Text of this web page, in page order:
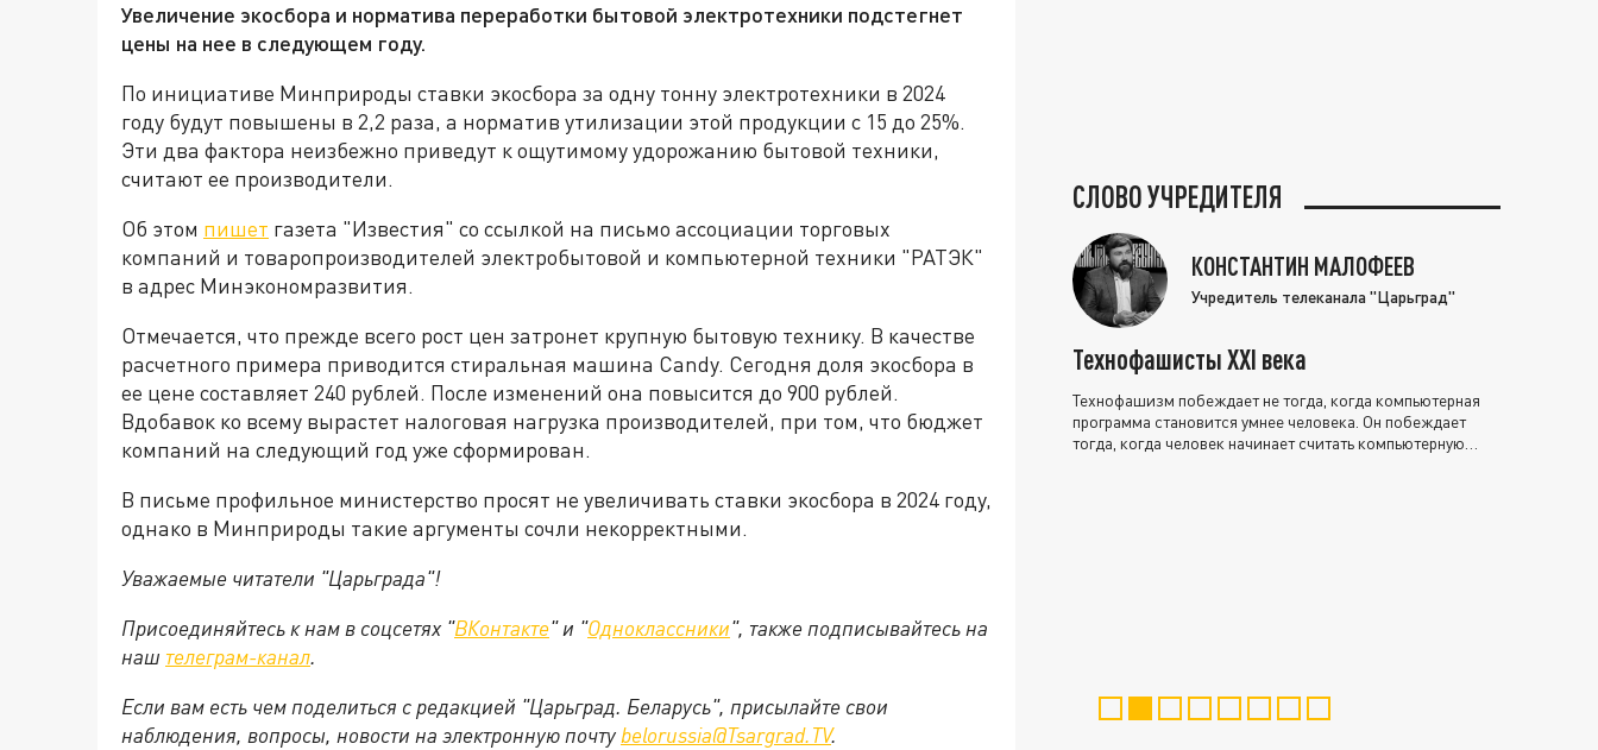
Увеличение экосбора и норматива переработки бытовой электротехники подстегнет
цены на нее в следующем году.
По инициативе Минприроды ставки экосбора за одну тонну электротехники в 2024
году будут повышены в 2,2 раза, а норматив утилизации этой продукции с 15 до 25%.
Эти два фактора неизбежно приведут к ощутимому удорожанию бытовой техники,
считают ее производители.
Об этом пишет газета "Известия" со ссылкой на письмо ассоциации торговых
компаний и товаропроизводителей электробытовой и компьютерной техники "РАТЭК"
в адрес Минэкономразвития.
Отмечается, что прежде всего рост цен затронет крупную бытовую технику. В качестве
расчетного примера приводится стиральная машина Candy. Сегодня доля экосбора в
ее цене составляет 240 рублей. После изменений она повысится до 900 рублей.
Вдобавок ко всему вырастет налоговая нагрузка производителей, при том, что бюджет
компаний на следующий год уже сформирован.
В письме профильное министерство просят не увеличивать ставки экосбора в 2024 году,
однако в Минприроды такие аргументы сочли некорректными.
Уважаемые читатели "Царьграда"!
Присоединяйтесь к нам в соцсетях "ВКонтакте" и "Одноклассники", также подписывайтесь на
наш телеграм-канал.
Если вам есть чем поделиться с редакцией "Царьград. Беларусь", присылайте свои
наблюдения, вопросы, новости на электронную почту belorussia@Tsargrad.TV.
СЛОВО УЧРЕДИТЕЛЯ
КОНСТАНТИН МАЛОФЕЕВ
Учредитель телеканала "Царьград"
Технофашисты XXI века
Технофашизм побеждает не тогда, когда компьютерная
программа становится умнее человека. Он побеждает
тогда, когда человек начинает считать компьютерную